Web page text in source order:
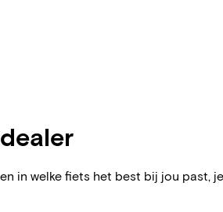
in welke fiets het best bij jou past,